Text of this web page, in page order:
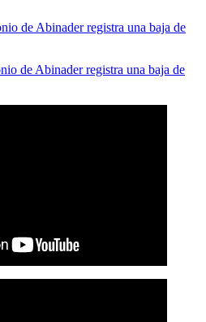
de Abinader registra una baja de
de Abinader registra una baja de